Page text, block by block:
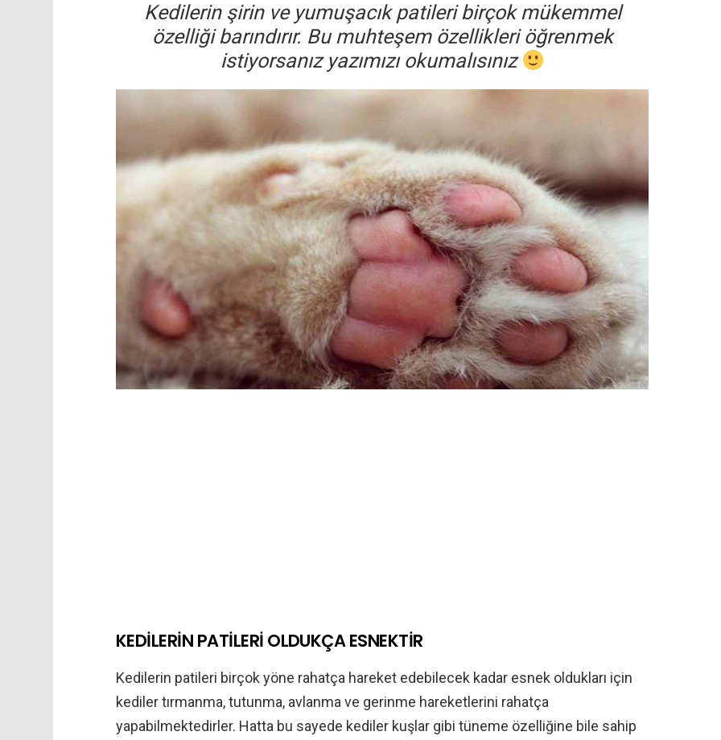
Kedilerin şirin ve yumuşacık patileri birçok mükemmel
özelliği barındırır. Bu muhteşem özellikleri öğrenmek
istiyorsanız yazımızı okumalısınız
KEDİLERİN PATİLERİ OLDUKÇA ESNEKTİR
Kedilerin patileri birçok yöne rahatça hareket edebilecek kadar esnek oldukları için
kediler tırmanma, tutunma, avlanma ve gerinme hareketlerini rahatça
yapabilmektedirler. Hatta bu sayede kediler kuşlar gibi tüneme özelliğine bile sahip